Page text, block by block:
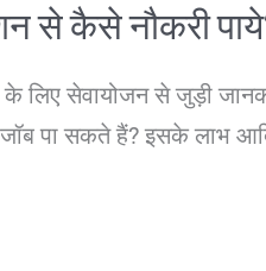
से कैसे नौकरी
लिए सेवायोजन से जुड़ी
पा सकते हैं? इसके लाभ